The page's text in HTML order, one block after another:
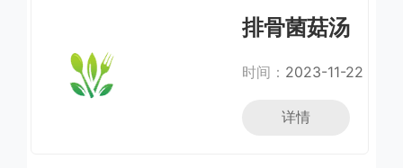
排骨菌菇汤
时间： 2023-11-22
详情